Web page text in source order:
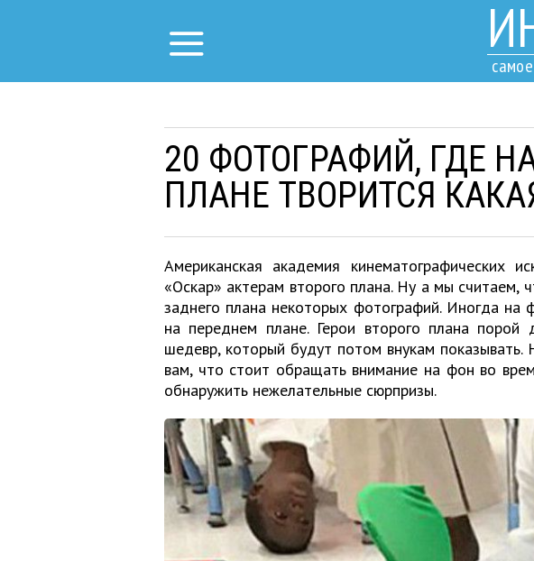
20 ФОТОГРАФИЙ, ГДЕ
ПЛАНЕ ТВОРИТСЯ
Американская академия кинематографических
«Оскар» актерам второго плана. Ну а мы считаем,
заднего плана некоторых фотографий. Иногда на
на переднем плане. Герои второго плана
шедевр, который будут потом внукам показывать.
вам, что стоит обращать внимание на фон во
обнаружить нежелательные сюрпризы.